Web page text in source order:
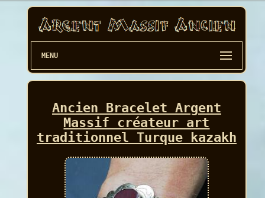
MENU
Ancien Bracelet Argent
Massif créateur art
traditionnel Turque kazakh